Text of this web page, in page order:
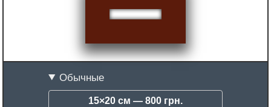
Обычные
15×20 см — 800 грн.